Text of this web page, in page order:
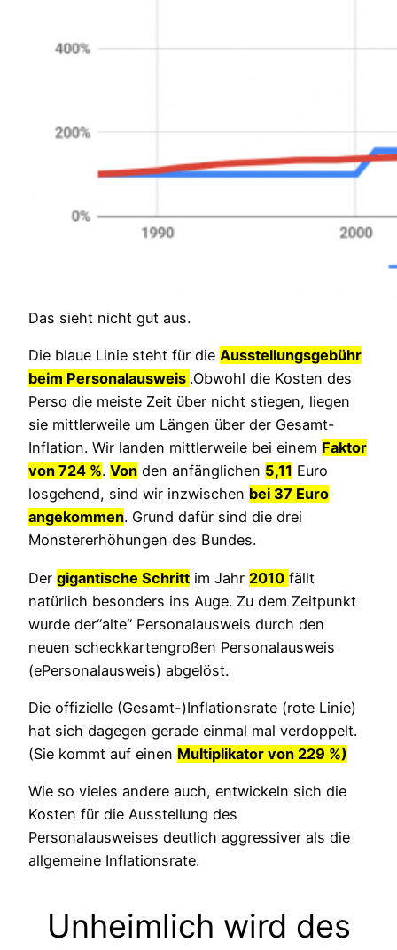
Das sieht nicht gut aus.
Die blaue Linie steht für die Ausstellungsgebühr
beim Personalausweis .Obwohl die Kosten des
Perso die meiste Zeit über nicht stiegen, liegen
sie mittlerweile um Längen über der Gesamt-
Inflation. Wir landen mittlerweile bei einem Faktor
von 724 %. Von den anfänglichen 5,11 Euro
losgehend, sind wir inzwischen bei 37 Euro
angekommen. Grund dafür sind die drei
Monstererhöhungen des Bundes.
Der gigantische Schritt im Jahr 2010 fällt
natürlich besonders ins Auge. Zu dem Zeitpunkt
wurde der“alte“ Personalausweis durch den
neuen scheckkartengroßen Personalausweis
(ePersonalausweis) abgelöst.
Die offizielle (Gesamt-)Inflationsrate (rote Linie)
hat sich dagegen gerade einmal mal verdoppelt.
(Sie kommt auf einen Multiplikator von 229 %)
Wie so vieles andere auch, entwickeln sich die
Kosten für die Ausstellung des
Personalausweises deutlich aggressiver als die
allgemeine Inflationsrate.
Unheimlich wird des